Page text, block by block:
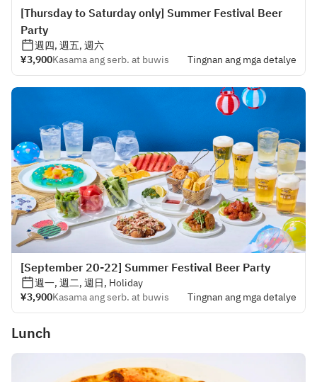
[Thursday to Saturday only] Summer Festival Beer
Party
週四, 週五, 週六
¥3,900Kasama ang serb. at buwis Tingnan ang mga detalye
[September 20-22] Summer Festival Beer Party
週一, 週二, 週日, Holiday
¥3,900Kasama ang serb. at buwis Tingnan ang mga detalye
Lunch